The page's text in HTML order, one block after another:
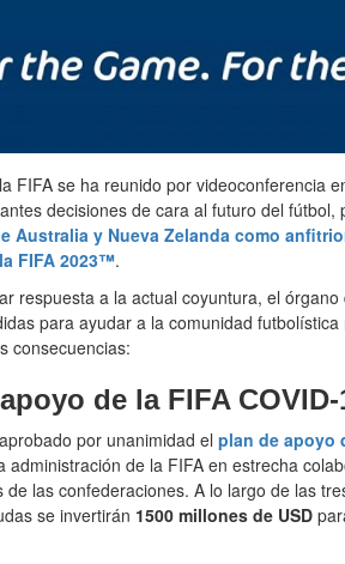
FIFA se ha reunido por videoconferencia
decisiones de cara al futuro del fútbol,
Australia y Nueva Zelanda como
FIFA 2023™.
respuesta a la actual coyuntura, el
para ayudar a la comunidad
consecuencias:
de la FIFA COVID-
por unanimidad el plan de apoyo
administración de la FIFA en estrecha
de las confederaciones. A lo largo de las
se invertirán 1500 millones de USD